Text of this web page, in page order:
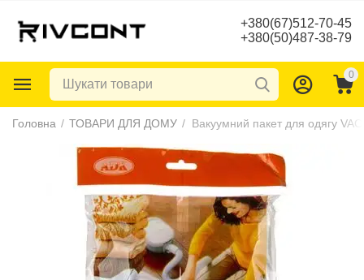
+380(67)512-70-45
+380(50)487-38-79
0
Головна / ТОВАРИ ДЛЯ ДОМУ /